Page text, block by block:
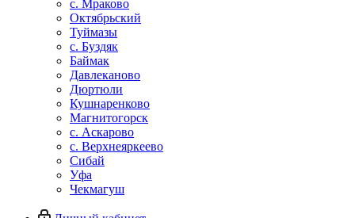
c. Мраково
Октябрьский
Туймазы
c. Буздяк
Баймак
Давлеканово
Дюртюли
Кушнаренково
Магнитогорск
с. Аскарово
с. Верхнеяркеево
Сибай
Уфа
Чекмагуш